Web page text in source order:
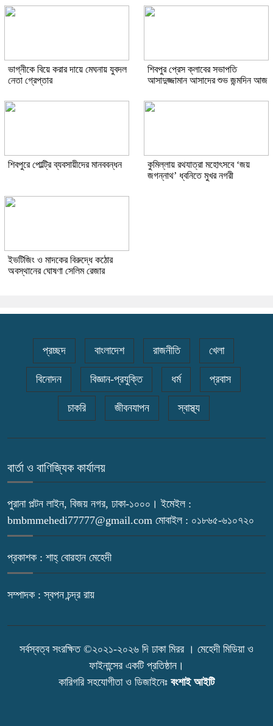
ভাগ্নীকে বিয়ে করার দায়ে মেঘনায় যুবদল
নেতা গ্রেপ্তার
শিবপুর প্রেস ক্লাবের সভাপতি
আসাদুজ্জামান আসাদের শুভ জন্মদিন আজ
শিবপুরে পোল্ট্রি ব্যবসায়ীদের মানববন্ধন
কুমিল্লায় রথযাত্রা মহোৎসবে ‘জয়
জগন্নাথ’ ধ্বনিতে মুখর নগরী
ইভটিজিং ও মাদকের বিরুদ্ধে কঠোর
অবস্থানের ঘোষণা সেলিম রেজার
প্রচ্ছদ বাংলাদেশ রাজনীতি খেলা
বিনোদন বিজ্ঞান-প্রযুক্তি ধর্ম প্রবাস
চাকরি জীবনযাপন স্বাস্থ্য
বার্তা ও বাণিজ্যিক কার্যালয়
পুরানা পল্টন লাইন, বিজয় নগর, ঢাকা-১০০০। ইমেইল :
bmbmmehedi77777@gmail.com মোবাইল : ০১৮৬৫-৬১০৭২০
প্রকাশক : শাহ্ বোরহান মেহেদী
সম্পাদক : স্বপন চন্দ্র রায়
সর্বস্বত্ব সংরক্ষিত ©২০২১-২০২৬ দি ঢাকা মিরর । মেহেদী মিডিয়া ও
ফাইনান্সের একটি প্রতিষ্ঠান।
কারিগরি সহযোগীতা ও ডিজাইনেঃ বংশাই আইটি